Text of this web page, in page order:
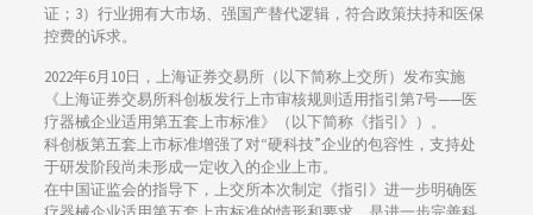
证；3）行业拥有大市场、强国产替代逻辑，符合政策扶持和医保
控费的诉求。
2022年6月10日，上海证券交易所（以下简称上交所）发布实施
《上海证券交易所科创板发行上市审核规则适用指引第7号——医
疗器械企业适用第五套上市标准》（以下简称《指引》）。
科创板第五套上市标准增强了对“硬科技”企业的包容性，支持处
于研发阶段尚未形成一定收入的企业上市。
在中国证监会的指导下，上交所本次制定《指引》进一步明确医